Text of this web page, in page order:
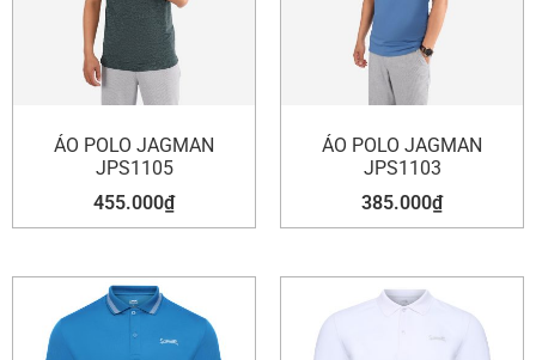
ÁO POLO JAGMAN
JPS1105
455.000₫
ÁO POLO JAGMAN
JPS1103
385.000₫